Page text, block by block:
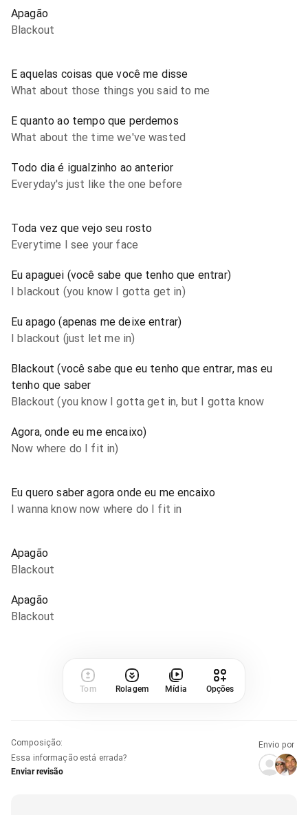
Apagão
Blackout
E aquelas coisas que você me disse
What about those things you said to me
E quanto ao tempo que perdemos
What about the time we've wasted
Todo dia é igualzinho ao anterior
Everyday's just like the one before
Toda vez que vejo seu rosto
Everytime I see your face
Eu apaguei (você sabe que tenho que entrar)
I blackout (you know I gotta get in)
Eu apago (apenas me deixe entrar)
I blackout (just let me in)
Blackout (você sabe que eu tenho que entrar, mas eu
tenho que saber
Blackout (you know I gotta get in, but I gotta know
Agora, onde eu me encaixo)
Now where do I fit in)
Eu quero saber agora onde eu me encaixo
I wanna know now where do I fit in
Apagão
Blackout
Apagão
Blackout
Tom Rolagem Mídia Opções
Composição:
Essa informação está errada?
Enviar revisão
Envio por